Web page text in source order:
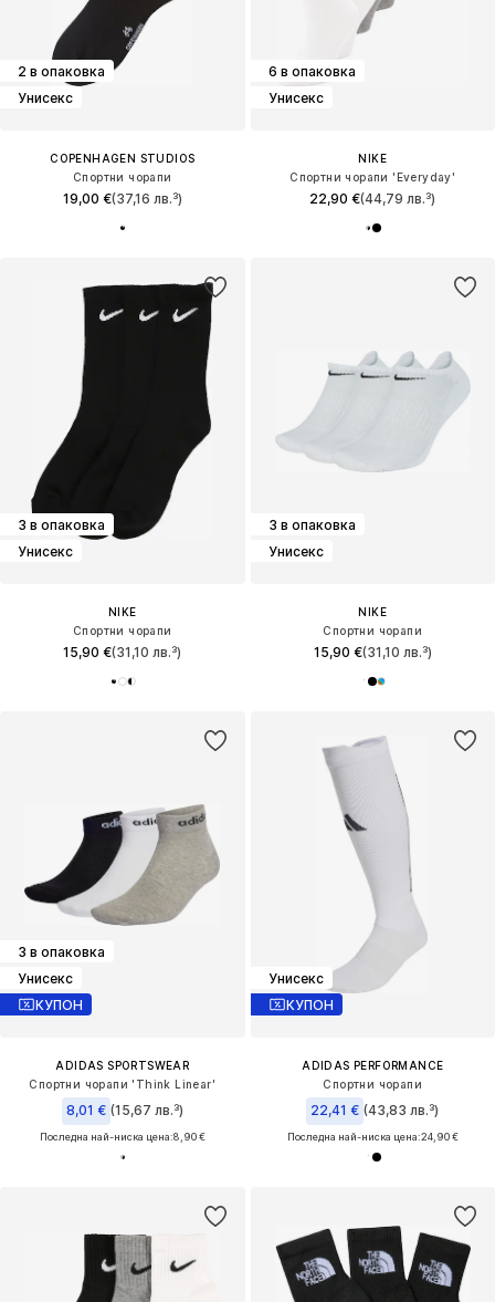
2 в опаковка
Унисекс
COPENHAGEN STUDIOS
Спортни чорапи
19,00 €(37,16 лв.³)
6 в опаковка
Унисекс
NIKE
Спортни чорапи 'Everyday'
22,90 €(44,79 лв.³)
3 в опаковка
Унисекс
NIKE
Спортни чорапи
15,90 €(31,10 лв.³)
3 в опаковка
Унисекс
NIKE
Спортни чорапи
15,90 €(31,10 лв.³)
3 в опаковка
Унисекс
КУПОН
ADIDAS SPORTSWEAR
Спортни чорапи 'Think Linear'
8,01 € (15,67 лв.³)
Последна най-ниска цена:8,90 €
Унисекс
КУПОН
ADIDAS PERFORMANCE
Спортни чорапи
22,41 € (43,83 лв.³)
Последна най-ниска цена:24,90 €